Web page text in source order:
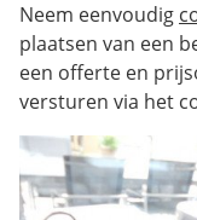
Neem eenvoudig
plaatsen van een
een offerte en
versturen via het